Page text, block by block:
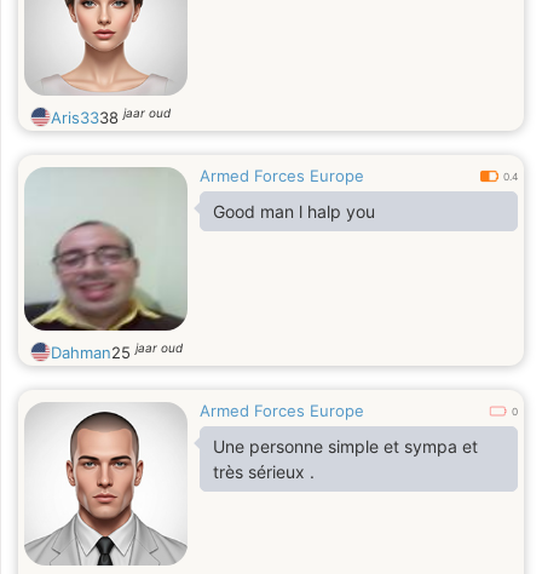
Aris3338jaar oud
Armed Forces Europe 0.4
Good man l halp you
Dahman25jaar oud
Armed Forces Europe 0
Une personne simple et sympa et
très sérieux .